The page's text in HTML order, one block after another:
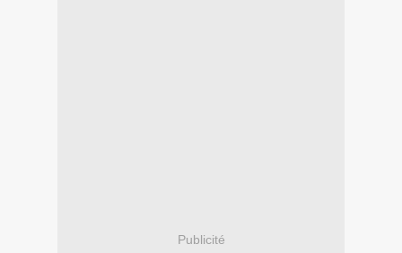
Publicité